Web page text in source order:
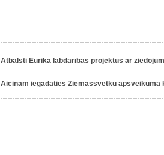
Atbalsti Eurika labdarības projektus ar
Aicinām iegādāties Ziemassvētku